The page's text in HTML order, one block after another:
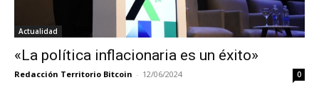
Actualidad
«La política inflacionaria es un éxito»
Redacción Territorio Bitcoin - 12/06/2024 0